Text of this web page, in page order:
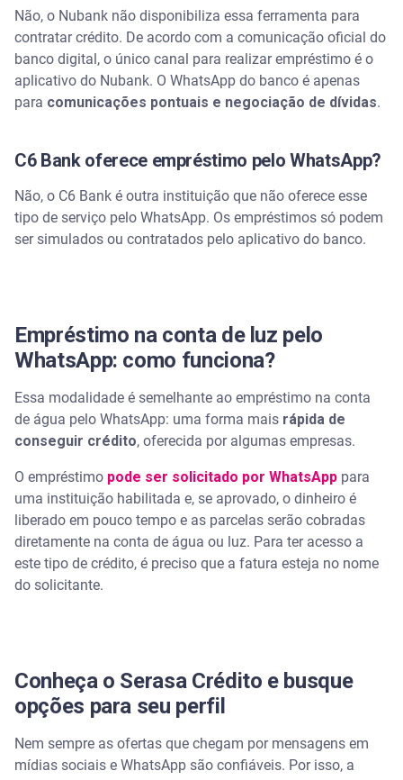
Não, o Nubank não disponibiliza essa ferramenta para
contratar crédito. De acordo com a comunicação oficial do
banco digital, o único canal para realizar empréstimo é o
aplicativo do Nubank. O WhatsApp do banco é apenas
para comunicações pontuais e negociação de dívidas.
C6 Bank oferece empréstimo pelo WhatsApp?
Não, o C6 Bank é outra instituição que não oferece esse
tipo de serviço pelo WhatsApp. Os empréstimos só podem
ser simulados ou contratados pelo aplicativo do banco.
Empréstimo na conta de luz pelo
WhatsApp: como funciona?
Essa modalidade é semelhante ao empréstimo na conta
de água pelo WhatsApp: uma forma mais rápida de
conseguir crédito, oferecida por algumas empresas.
O empréstimo pode ser solicitado por WhatsApp para
uma instituição habilitada e, se aprovado, o dinheiro é
liberado em pouco tempo e as parcelas serão cobradas
diretamente na conta de água ou luz. Para ter acesso a
este tipo de crédito, é preciso que a fatura esteja no nome
do solicitante.
Conheça o Serasa Crédito e busque
opções para seu perfil
Nem sempre as ofertas que chegam por mensagens em
mídias sociais e WhatsApp são confiáveis. Por isso, a